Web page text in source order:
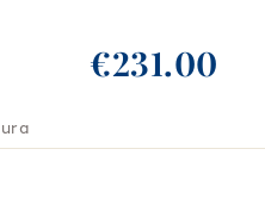
€231.00